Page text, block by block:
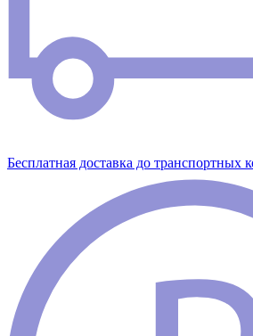
Бесплатная доставка до транспортных